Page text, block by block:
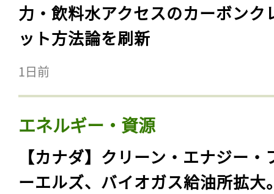
力・飲料水アクセスのカーボンク
ット方法論を刷新
1日前
エネルギー・資源
【カナダ】クリーン・エナジー・
ーエルズ、バイオガス給油所拡大